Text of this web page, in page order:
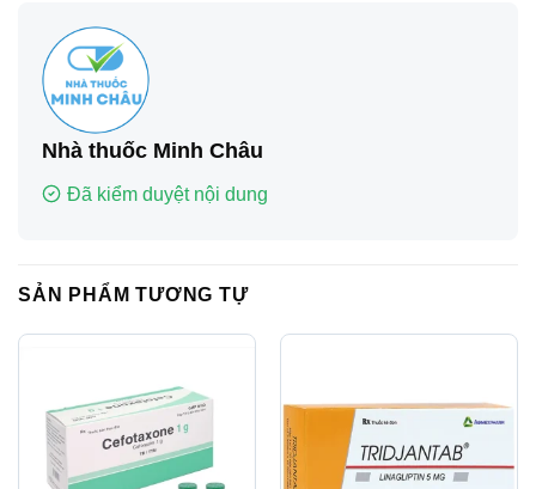
Nhà thuốc Minh Châu
Đã kiểm duyệt nội dung
SẢN PHẨM TƯƠNG TỰ